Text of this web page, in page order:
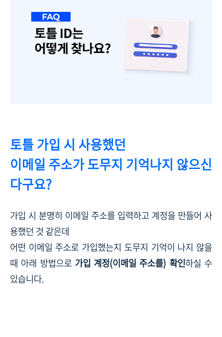
토틀 가입 시 사용했던
이메일 주소가 도무지 기억나지 않으신
다구요?
가입 시 분명히 이메일 주소를 입력하고 계정을 만들어 사
용했던 것 같은데
어떤 이메일 주소로 가입했는지 도무지 기억이 나지 않을
때 아래 방법으로 가입 계정(이메일 주소를) 확인하실 수
있습니다.